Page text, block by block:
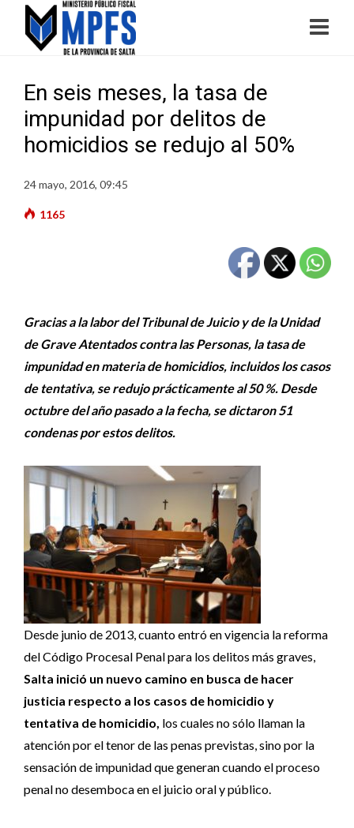
En seis meses, la tasa de
impunidad por delitos de
homicidios se redujo al 50%
24 mayo, 2016, 09:45
1165
Gracias a la labor del Tribunal de Juicio y de la Unidad
de Grave Atentados contra las Personas, la tasa de
impunidad en materia de homicidios, incluidos los casos
de tentativa, se redujo prácticamente al 50 %. Desde
octubre del año pasado a la fecha, se dictaron 51
condenas por estos delitos.
Desde junio de 2013, cuanto entró en vigencia la reforma
del Código Procesal Penal para los delitos más graves,
Salta inició un nuevo camino en busca de hacer
justicia respecto a los casos de homicidio y
tentativa de homicidio, los cuales no sólo llaman la
atención por el tenor de las penas previstas, sino por la
sensación de impunidad que generan cuando el proceso
penal no desemboca en el juicio oral y público.